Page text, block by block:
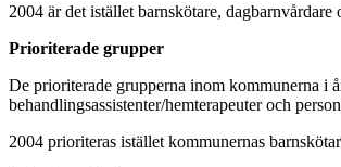
2004 är det istället barnskötare,
Prioriterade grupper
De prioriterade grupperna inom kommunerna i
behandlingsassistenter/hemterapeuter och
2004 prioriteras istället kommunernas